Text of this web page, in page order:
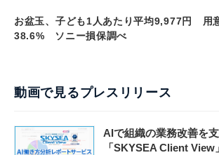
お盆玉、子ども1人あたり平均9,977円 用
38.6% ソニー損保調べ
動画で見るプレスリリース
AIで組織の業務改善を支
「SKYSEA Client